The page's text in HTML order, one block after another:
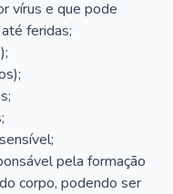
vírus e que pode
feridas;
pela formação
corpo, podendo ser